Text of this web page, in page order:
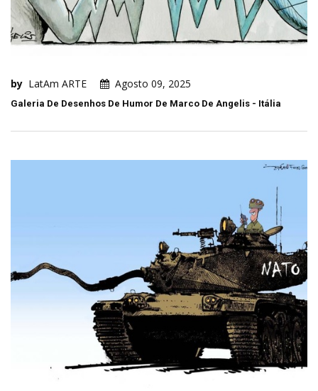
by LatAm ARTE Agosto 09, 2025
Galeria De Desenhos De Humor De Marco De Angelis - Itália